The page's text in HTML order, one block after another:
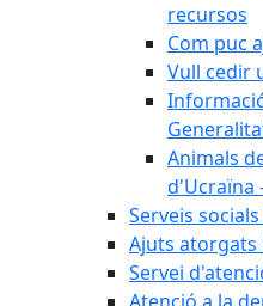
recursos
Com puc
Vull cedir
Animals
d'Ucraïna
Serveis
Ajuts atorgats
Servei